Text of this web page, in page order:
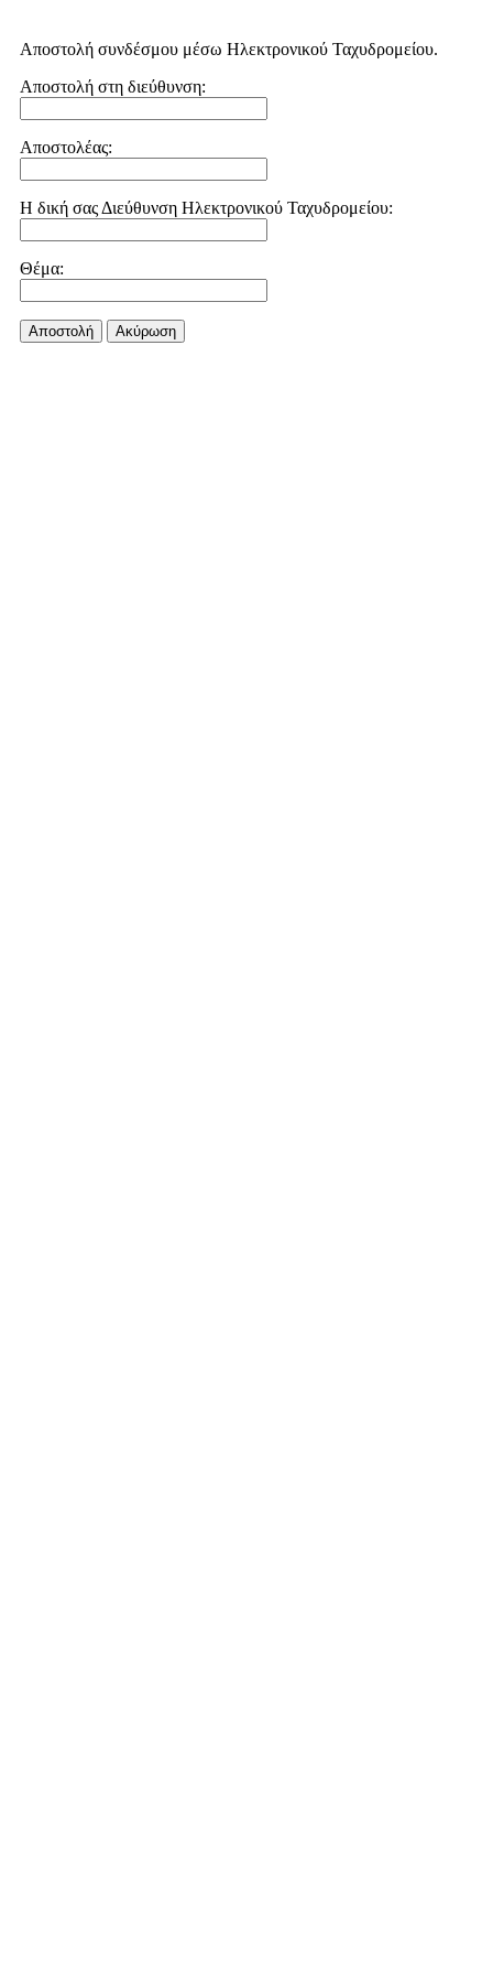
Αποστολή συνδέσμου μέσω Ηλεκτρονικού Ταχυδρομείου.
Αποστολή στη διεύθυνση:
Αποστολέας:
Η δική σας Διεύθυνση Ηλεκτρονικού Ταχυδρομείου:
Θέμα:
Αποστολή Aκύρωση